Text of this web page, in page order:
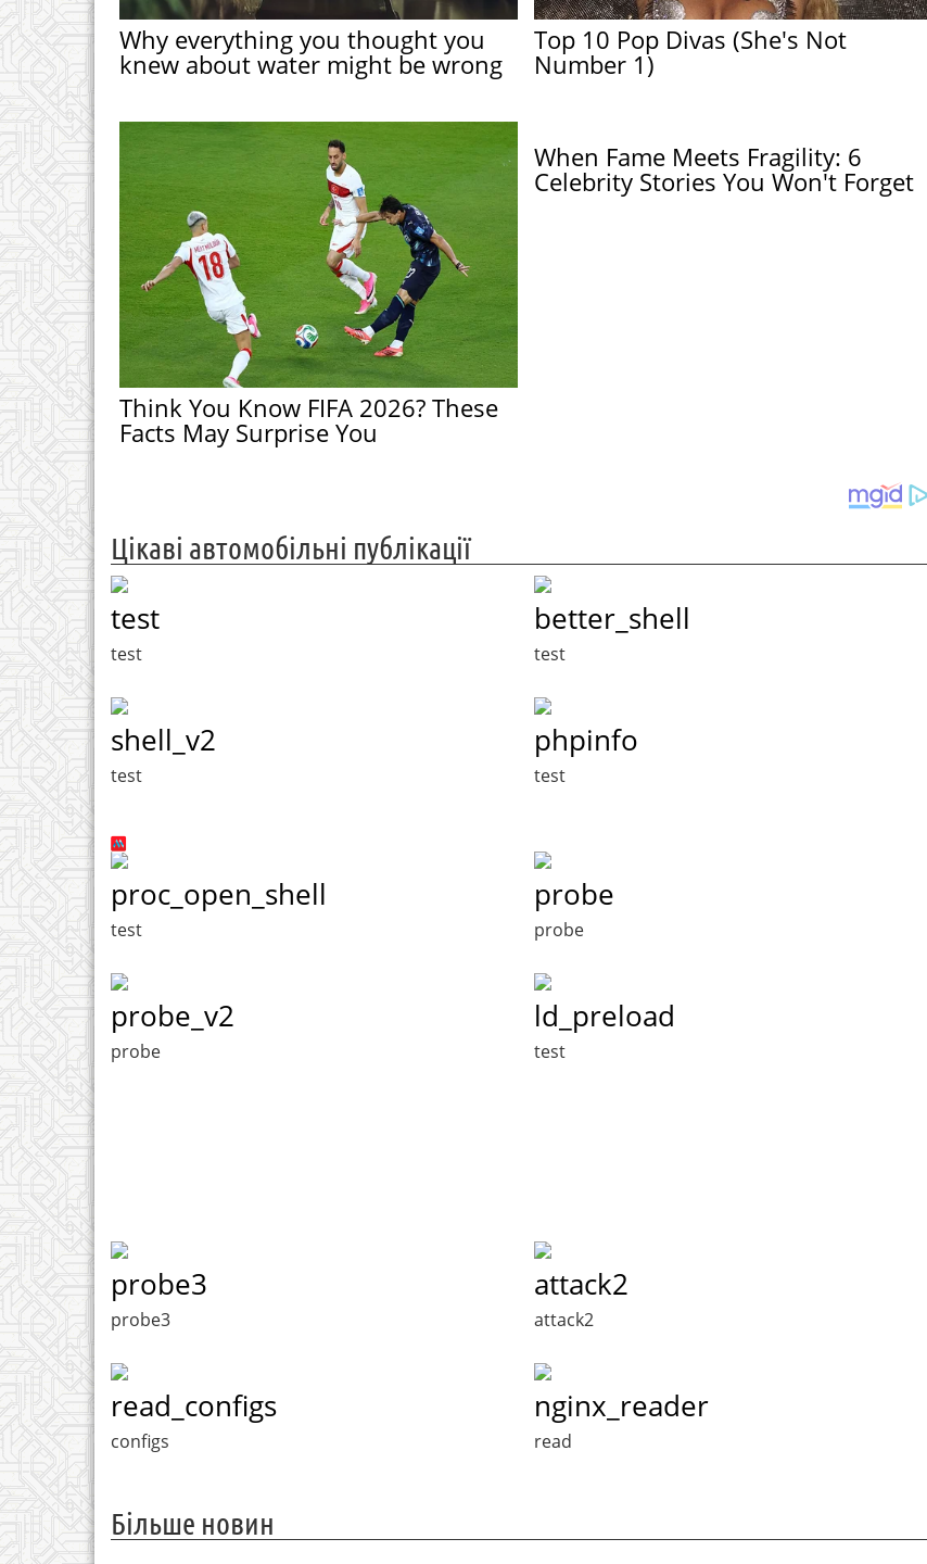
Why everything you thought you
knew about water might be wrong
Top 10 Pop Divas (She's Not
Number 1)
Think You Know FIFA 2026? These
Facts May Surprise You
When Fame Meets Fragility: 6
Celebrity Stories You Won't Forget
Цікаві автомобільні публікації
test
test
better_shell
test
shell_v2
test
phpinfo
test
proc_open_shell
test
probe
probe
probe_v2
probe
ld_preload
test
probe3
probe3
attack2
attack2
read_configs
configs
nginx_reader
read
Більше новин